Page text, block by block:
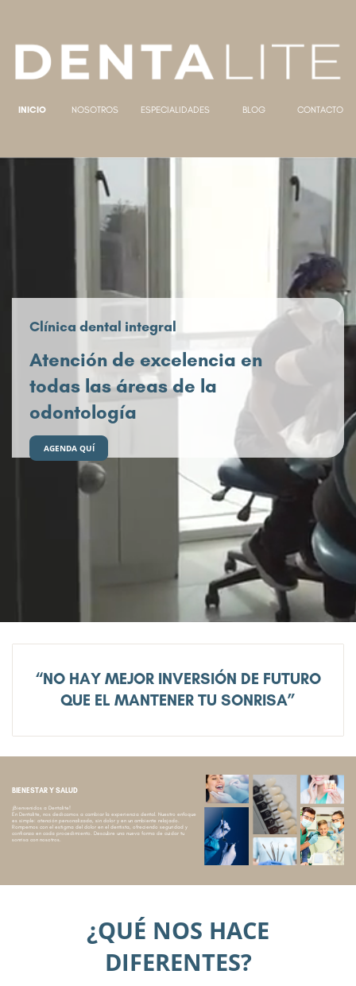
INICIO NOSOTROS ESPECIALIDADES BLOG CONTACTO
Clínica dental integral
Atención de excelencia en
todas las áreas de la
odontología
AGENDA QUÍ
“NO HAY MEJOR INVERSIÓN DE FUTURO
QUE EL MANTENER TU SONRISA”
BIENESTAR Y SALUD
¡Bienvenidos a Dentalite!
En Dentalite, nos dedicamos a cambiar la experiencia dental. Nuestro enfoque
es simple: atención personalizada, sin dolor y en un ambiente relajado.
Rompemos con el estigma del dolor en el dentista, ofreciendo seguridad y
confianza en cada procedimiento. Descubre una nueva forma de cuidar tu
sonrisa con nosotros.
¿QUÉ NOS HACE
DIFERENTES?